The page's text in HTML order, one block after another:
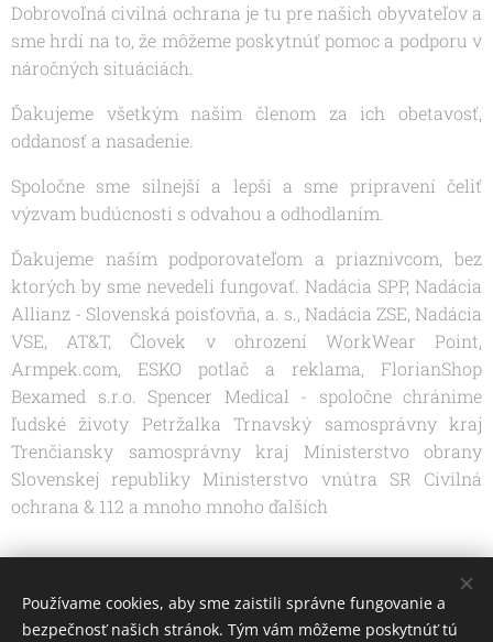
Dobrovoľná civilná ochrana je tu pre našich obyvateľov a
sme hrdí na to, že môžeme poskytnúť pomoc a podporu v
náročných situáciách.
Ďakujeme všetkým našim členom za ich obetavosť,
oddanosť a nasadenie.
Spoločne sme silnejší a lepší a sme pripravení čeliť
výzvam budúcnosti s odvahou a odhodlaním.
Ďakujeme naším podporovateľom a priaznivcom, bez
ktorých by sme nevedeli fungovať. Nadácia SPP, Nadácia
Allianz - Slovenská poisťovňa, a. s., Nadácia ZSE, Nadácia
VSE, AT&T, Človek v ohrození WorkWear Point,
Armpek.com, ESKO potlač a reklama, FlorianShop
Bexamed s.r.o. Spencer Medical - spoločne chránime
ľudské životy Petržalka Trnavský samosprávny kraj
Trenčiansky samosprávny kraj Ministerstvo obrany
Slovenskej republiky Ministerstvo vnútra SR Civilná
ochrana & 112 a mnoho mnoho ďalších
Používame cookies, aby sme zaistili správne fungovanie a
bezpečnosť našich stránok. Tým vám môžeme poskytnúť tú